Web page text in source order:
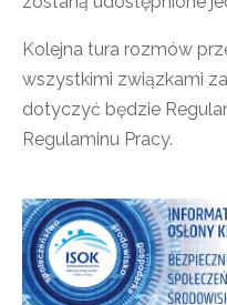
Kolejna tura rozmów
wszystkimi związkami
dotyczyć będzie
Regulaminu Pracy.